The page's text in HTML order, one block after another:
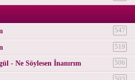
547
519
- Ne Söylesen İnanırım 506